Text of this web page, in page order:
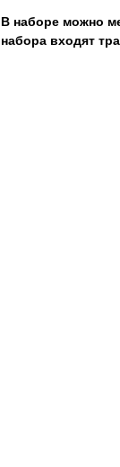
В наборе можно
набора входят